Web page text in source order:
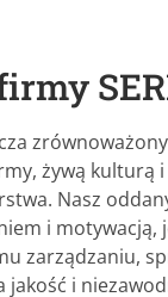
żywą kulturą
Nasz
i motywacją,
zarządzaniu,
jakość i